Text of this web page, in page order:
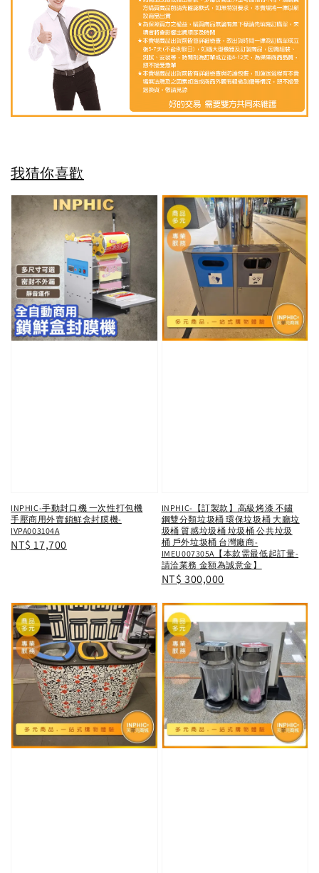
我猜你喜歡
INPHIC-手動封口機 一次性打包機
手壓商用外賣鎖鮮盒封膜機-
IVPA003104A
Regular
NT$ 17,700
INPHIC-【訂製款】高級烤漆 不鏽
鋼雙分類垃圾桶 環保垃圾桶 大廳垃
圾桶 質感垃圾桶 垃圾桶 公共垃圾
桶 戶外垃圾桶 台灣廠商-
IMEU007305A【本款需最低起訂量-
請洽業務 金額為誠意金】
Regular
NT$ 300,000